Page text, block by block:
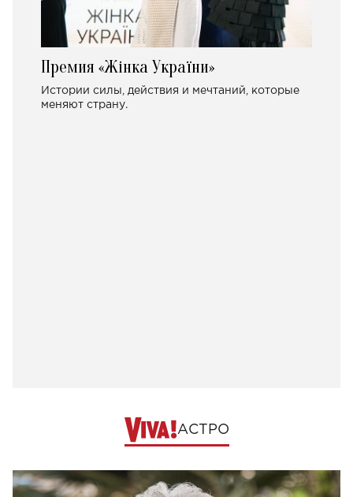
Премия «Жінка України»
Истории силы, действия и мечтаний, которые
меняют страну.
АСТРО